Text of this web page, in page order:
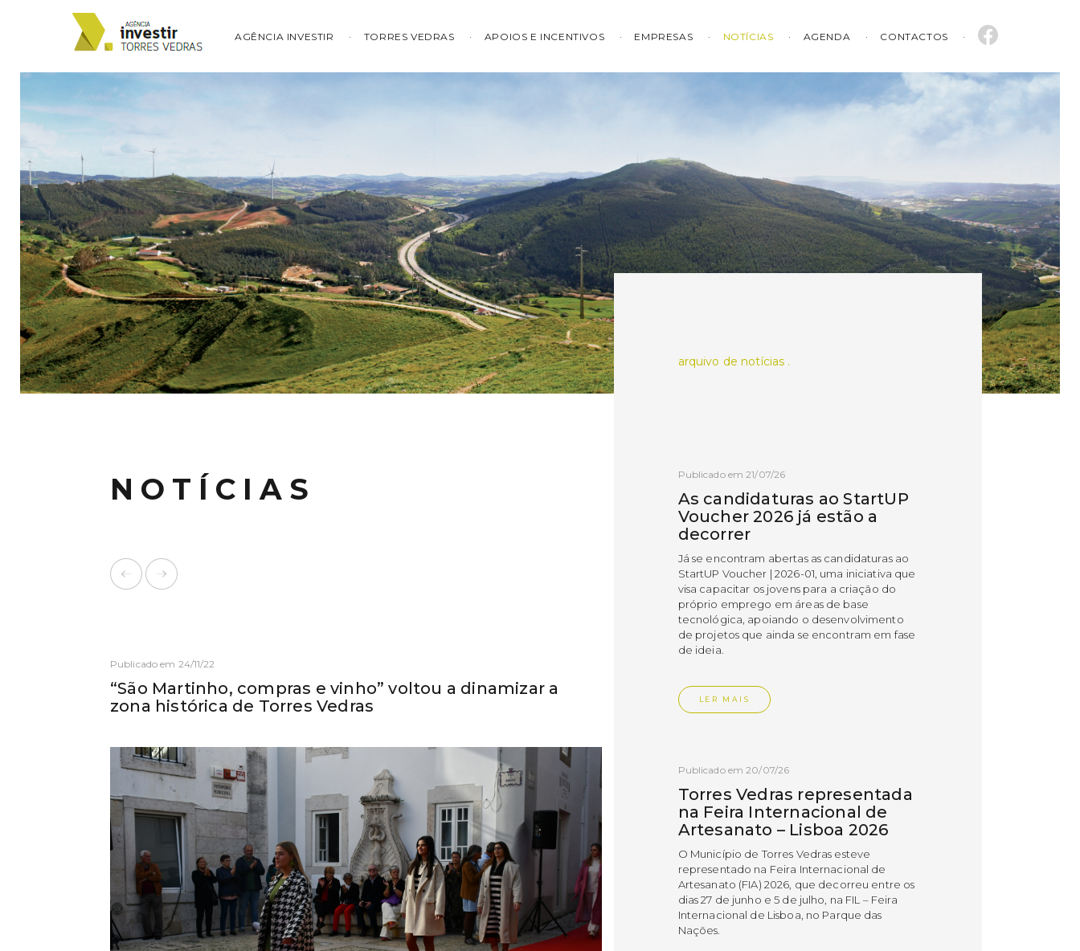
AGÊNCIA INVESTIR TORRES VEDRAS APOIOS E INCENTIVOS EMPRESAS NOTÍCIAS AGENDA CONTACTOS
NOTÍCIAS
Publicado em 24/11/22
“São Martinho, compras e vinho” voltou a dinamizar a
zona histórica de Torres Vedras
arquivo de notícias .
Publicado em 21/07/26
As candidaturas ao StartUP
Voucher 2026 já estão a
decorrer
Já se encontram abertas as candidaturas ao
StartUP Voucher | 2026-01, uma iniciativa que
visa capacitar os jovens para a criação do
próprio emprego em áreas de base
tecnológica, apoiando o desenvolvimento
de projetos que ainda se encontram em fase
de ideia.
LER MAIS
Publicado em 20/07/26
Torres Vedras representada
na Feira Internacional de
Artesanato – Lisboa 2026
O Município de Torres Vedras esteve
representado na Feira Internacional de
Artesanato (FIA) 2026, que decorreu entre os
dias 27 de junho e 5 de julho, na FIL – Feira
Internacional de Lisboa, no Parque das
Nações.